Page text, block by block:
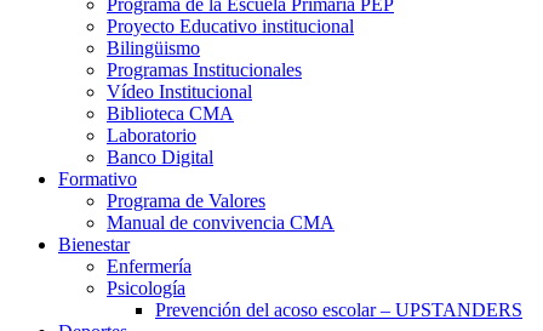
Programa de la Escuela Primaria PEP
Proyecto Educativo institucional
Bilingüismo
Programas Institucionales
Vídeo Institucional
Biblioteca CMA
Laboratorio
Banco Digital
Formativo
Programa de Valores
Manual de convivencia CMA
Bienestar
Enfermería
Psicología
Prevención del acoso escolar – UPSTANDERS